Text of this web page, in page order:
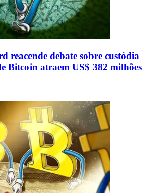
reacende debate sobre custódia
Bitcoin atraem US$ 382 milhões